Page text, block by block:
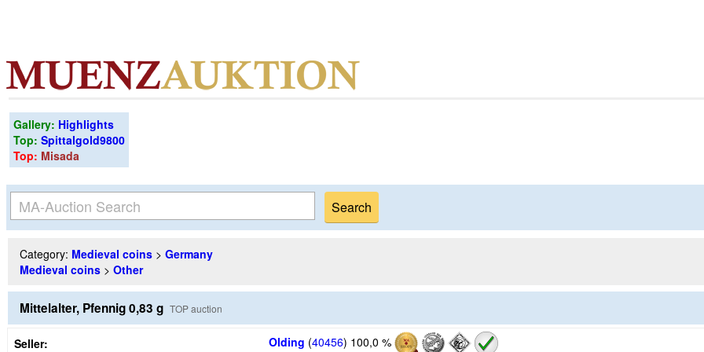
Gallery: Highlights
Top: Spittalgold9800
Top: Misada
Category: Medieval coins > Germany
Medieval coins > Other
Mittelalter, Pfennig 0,83 g TOP auction
Seller: Olding (40456) 100,0 %